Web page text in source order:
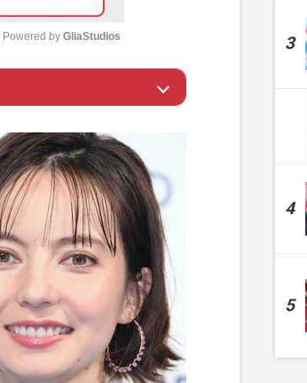
t
e
Powered by GliaStudios
答
した」